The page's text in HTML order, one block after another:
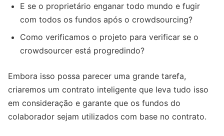
E se o proprietário enganar todo mundo e fugir
com todos os fundos após o crowdsourcing?
Como verificamos o projeto para verificar se o
crowdsourcer está progredindo?
Embora isso possa parecer uma grande tarefa,
criaremos um contrato inteligente que leva tudo isso
em consideração e garante que os fundos do
colaborador sejam utilizados com base no contrato.